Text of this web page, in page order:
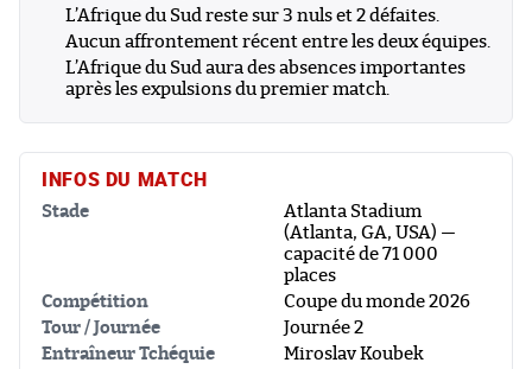
L’Afrique du Sud reste sur 3 nuls et 2 défaites.
Aucun affrontement récent entre les deux équipes.
L’Afrique du Sud aura des absences importantes
après les expulsions du premier match.
INFOS DU MATCH
Stade
Atlanta Stadium
(Atlanta, GA, USA) —
capacité de 71 000
places
Compétition
Coupe du monde 2026
Tour / Journée
Journée 2
Entraîneur Tchéquie
Miroslav Koubek